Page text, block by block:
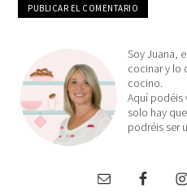
Soy Juana,
cocinar y lo
cocino.
Aquí podéis
solo hay
podréis ser